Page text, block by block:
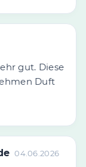
gut. Diese
Duft
04.06.2026